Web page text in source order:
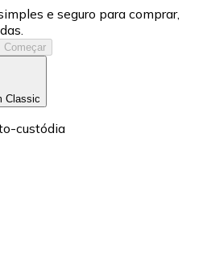
e seguro para comprar,
Começar
Classic
custódia